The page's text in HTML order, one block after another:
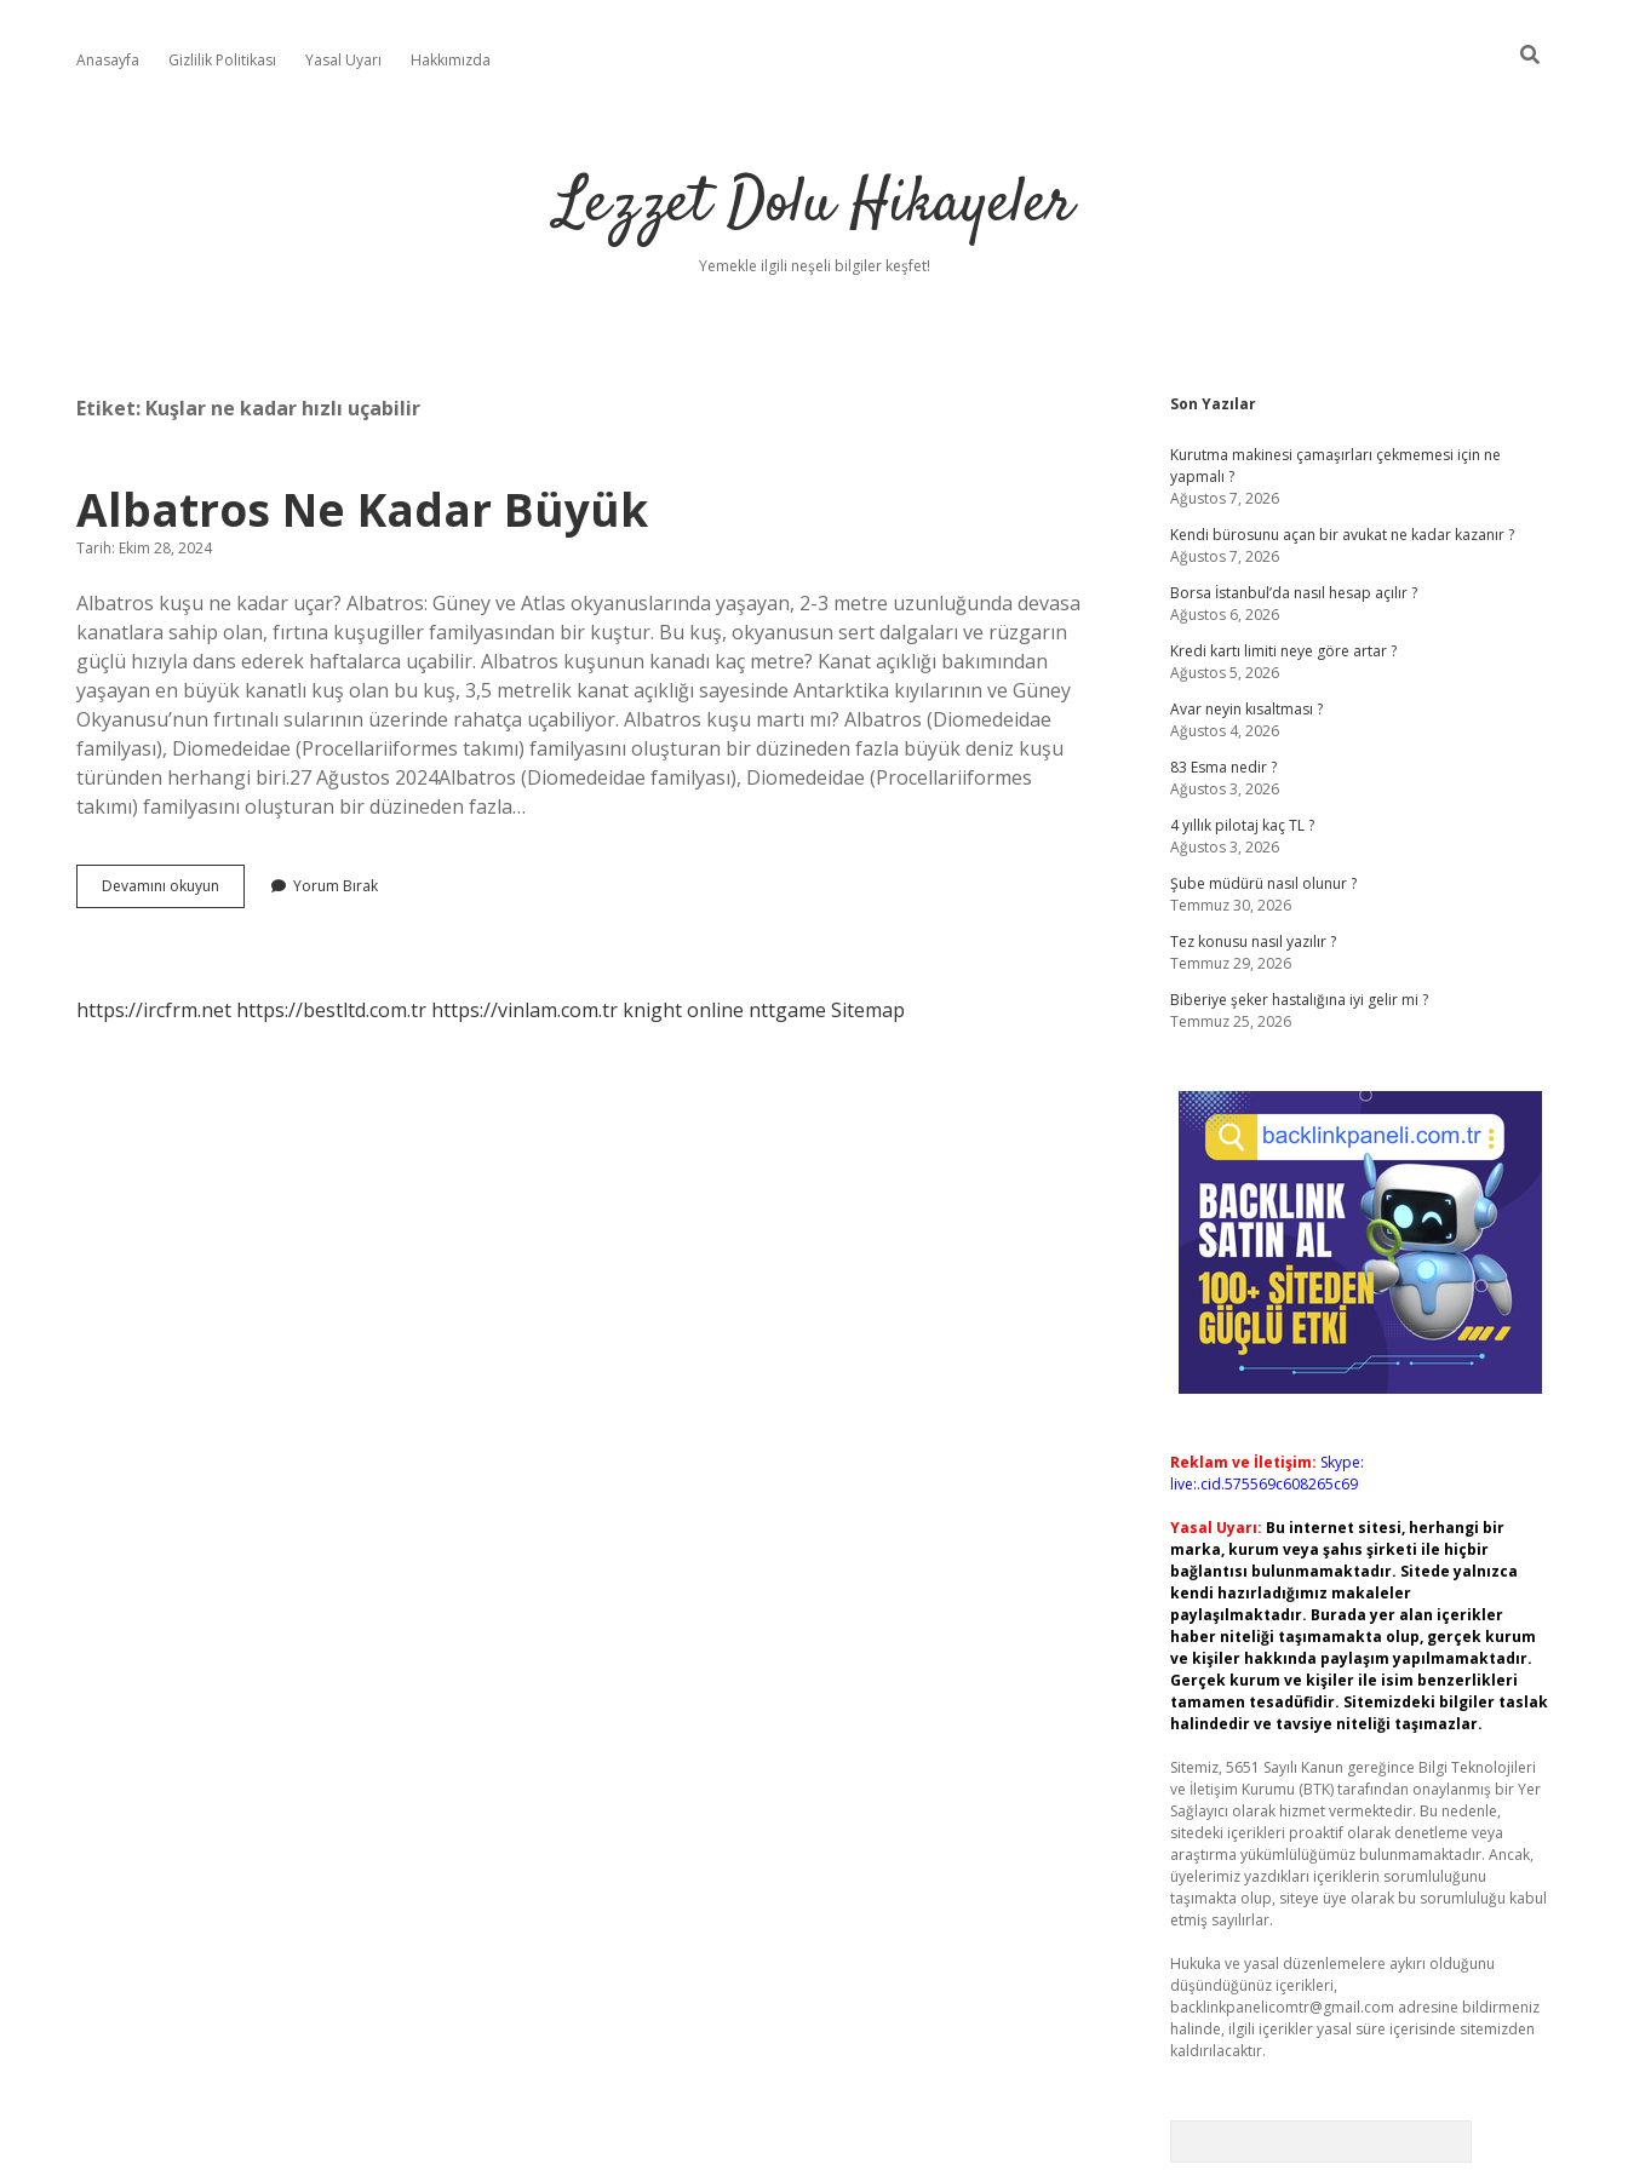
Anasayfa Gizlilik Politikası Yasal Uyarı Hakkımızda
Lezzet Dolu Hikayeler
Yemekle ilgili neşeli bilgiler keşfet!
Etiket: Kuşlar ne kadar hızlı uçabilir
Albatros Ne Kadar Büyük
Tarih: Ekim 28, 2024
Albatros kuşu ne kadar uçar? Albatros: Güney ve Atlas okyanuslarında yaşayan, 2-3 metre uzunluğunda devasa
kanatlara sahip olan, fırtına kuşugiller familyasından bir kuştur. Bu kuş, okyanusun sert dalgaları ve rüzgarın
güçlü hızıyla dans ederek haftalarca uçabilir. Albatros kuşunun kanadı kaç metre? Kanat açıklığı bakımından
yaşayan en büyük kanatlı kuş olan bu kuş, 3,5 metrelik kanat açıklığı sayesinde Antarktika kıyılarının ve Güney
Okyanusu’nun fırtınalı sularının üzerinde rahatça uçabiliyor. Albatros kuşu martı mı? Albatros (Diomedeidae
familyası), Diomedeidae (Procellariiformes takımı) familyasını oluşturan bir düzineden fazla büyük deniz kuşu
türünden herhangi biri.27 Ağustos 2024Albatros (Diomedeidae familyası), Diomedeidae (Procellariiformes
takımı) familyasını oluşturan bir düzineden fazla…
Devamını okuyun Albatros
Ne
Yorum Bırak
https://ircfrm.net https://bestltd.com.tr https://vinlam.com.tr knight online nttgame Sitemap
Sidebar
Son Yazılar
Kurutma makinesi çamaşırları çekmemesi için ne
yapmalı ?
Ağustos 7, 2026
Kendi bürosunu açan bir avukat ne kadar kazanır ?
Ağustos 7, 2026
Borsa İstanbul’da nasıl hesap açılır ?
Ağustos 6, 2026
Kredi kartı limiti neye göre artar ?
Ağustos 5, 2026
Avar neyin kısaltması ?
Ağustos 4, 2026
83 Esma nedir ?
Ağustos 3, 2026
4 yıllık pilotaj kaç TL ?
Ağustos 3, 2026
Şube müdürü nasıl olunur ?
Temmuz 30, 2026
Tez konusu nasıl yazılır ?
Temmuz 29, 2026
Biberiye şeker hastalığına iyi gelir mi ?
Temmuz 25, 2026
Reklam ve İletişim: Skype:
live:.cid.575569c608265c69
Yasal Uyarı: Bu internet sitesi, herhangi bir
marka, kurum veya şahıs şirketi ile hiçbir
bağlantısı bulunmamaktadır. Sitede yalnızca
kendi hazırladığımız makaleler
paylaşılmaktadır. Burada yer alan içerikler
haber niteliği taşımamakta olup, gerçek kurum
ve kişiler hakkında paylaşım yapılmamaktadır.
Gerçek kurum ve kişiler ile isim benzerlikleri
tamamen tesadüfidir. Sitemizdeki bilgiler taslak
halindedir ve tavsiye niteliği taşımazlar.
Sitemiz, 5651 Sayılı Kanun gereğince Bilgi Teknolojileri
ve İletişim Kurumu (BTK) tarafından onaylanmış bir Yer
Sağlayıcı olarak hizmet vermektedir. Bu nedenle,
sitedeki içerikleri proaktif olarak denetleme veya
araştırma yükümlülüğümüz bulunmamaktadır. Ancak,
üyelerimiz yazdıkları içeriklerin sorumluluğunu
taşımakta olup, siteye üye olarak bu sorumluluğu kabul
etmiş sayılırlar.
Hukuka ve yasal düzenlemelere aykırı olduğunu
düşündüğünüz içerikleri,
backlinkpanelicomtr@gmail.com adresine bildirmeniz
halinde, ilgili içerikler yasal süre içerisinde sitemizden
kaldırılacaktır.